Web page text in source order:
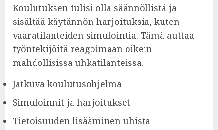
Koulutuksen tulisi olla säännöllistä ja
sisältää käytännön harjoituksia, kuten
vaaratilanteiden simulointia. Tämä auttaa
työntekijöitä reagoimaan oikein
mahdollisissa uhkatilanteissa.
Jatkuva koulutusohjelma
Simuloinnit ja harjoitukset
Tietoisuuden lisääminen uhista